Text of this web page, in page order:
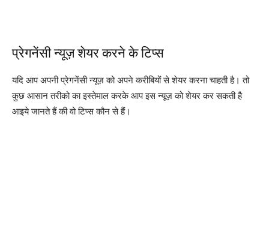
प्रेगनेंसी न्यूज़ शेयर करने के टिप्स
यदि आप अपनी प्रेगनेंसी न्यूज़ को अपने करीबियों से शेयर करना चाहती है। तो
कुछ आसान तरीको का इस्तेमाल करके आप इस न्यूज़ को शेयर कर सकती है
आइये जानते हैं की वो टिप्स कौन से हैं।